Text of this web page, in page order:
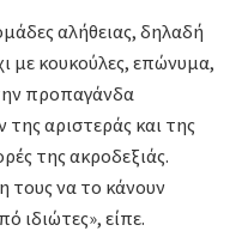
αλήθειας, δηλαδή
με κουκούλες, επώνυμα,
προπαγάνδα
αριστεράς και της
της ακροδεξιάς.
τους να το κάνουν
ιδιώτες», είπε.